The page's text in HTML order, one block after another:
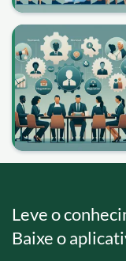
Leve o
Baixe o